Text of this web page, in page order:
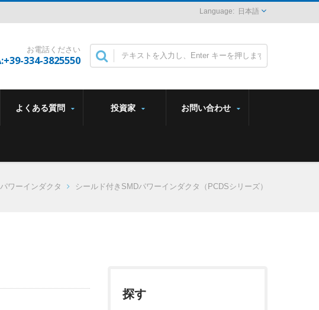
日本語
お電話ください
334-3825550
よくある質問 投資家 お問い合わせ
ワーインダクタ シールド付きSMDパワーインダクタ（PCDSシリーズ）
探す